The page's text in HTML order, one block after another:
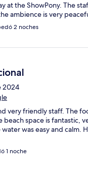
at the ShowPony. The
ambience is very
2 noches
2024
very friendly staff. The
beach space is fantastic,
was easy and calm.
1 noche